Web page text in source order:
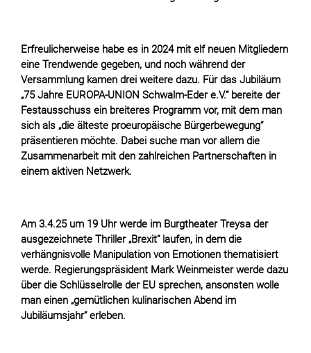
Erfreulicherweise habe es in 2024 mit elf neuen Mitgliedern
eine Trendwende gegeben, und noch während der
Versammlung kamen drei weitere dazu. Für das Jubiläum
„75 Jahre EUROPA-UNION Schwalm-Eder e.V.“ bereite der
Festausschuss ein breiteres Programm vor, mit dem man
sich als „die älteste proeuropäische Bürgerbewegung“
präsentieren möchte. Dabei suche man vor allem die
Zusammenarbeit mit den zahlreichen Partnerschaften in
einem aktiven Netzwerk.
Am 3.4.25 um 19 Uhr werde im Burgtheater Treysa der
ausgezeichnete Thriller „Brexit“ laufen, in dem die
verhängnisvolle Manipulation von Emotionen thematisiert
werde. Regierungspräsident Mark Weinmeister werde dazu
über die Schlüsselrolle der EU sprechen, ansonsten wolle
man einen „gemütlichen kulinarischen Abend im
Jubiläumsjahr“ erleben.